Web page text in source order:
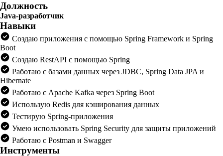
Должность
Java-разработчик
Навыки
Создаю приложения с помощью Spring Framework и Spring
Boot
Создаю RestAPI с помощью Spring
Работаю с базами данных через JDBC, Spring Data JPA и
Hibernate
Работаю с Apache Kafka через Spring Boot
Использую Redis для кэширования данных
Тестирую Spring-приложения
Умею использовать Spring Security для защиты приложений
Работаю с Postman и Swagger
Инструменты